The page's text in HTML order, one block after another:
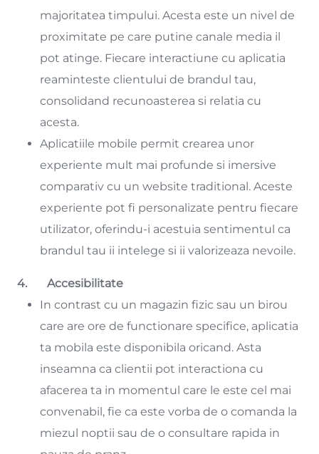
majoritatea timpului. Acesta este un nivel de
proximitate pe care putine canale media il
pot atinge. Fiecare interactiune cu aplicatia
reaminteste clientului de brandul tau,
consolidand recunoasterea si relatia cu
acesta.
Aplicatiile mobile permit crearea unor
experiente mult mai profunde si imersive
comparativ cu un website traditional. Aceste
experiente pot fi personalizate pentru fiecare
utilizator, oferindu-i acestuia sentimentul ca
brandul tau ii intelege si ii valorizeaza nevoile.
4. Accesibilitate
In contrast cu un magazin fizic sau un birou
care are ore de functionare specifice, aplicatia
ta mobila este disponibila oricand. Asta
inseamna ca clientii pot interactiona cu
afacerea ta in momentul care le este cel mai
convenabil, fie ca este vorba de o comanda la
miezul noptii sau de o consultare rapida in